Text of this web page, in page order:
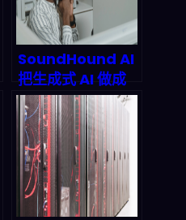
SoundHound AI
把生成式 AI 做成
「可跑業務」的
Agentic 平台：
2026 通訊與保險
客服自動化下一波
怎麼接